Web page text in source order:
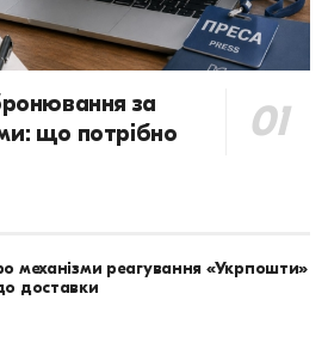
за
що потрібно
механізми реагування «Укрпошти»
доставки